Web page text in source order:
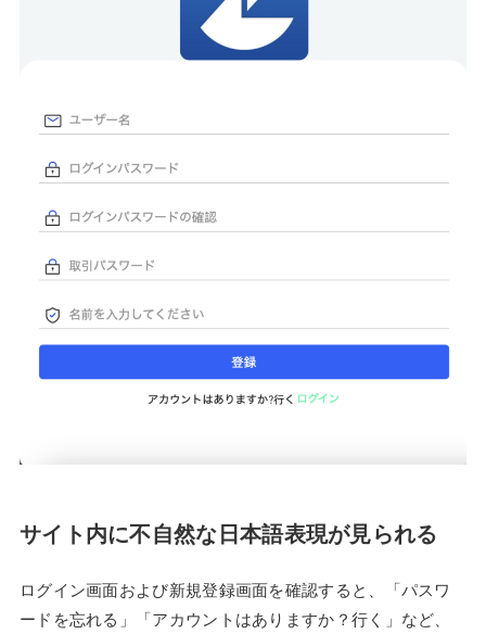
サイト内に不自然な日本語表現が見られる
ログイン画面および新規登録画面を確認すると、「パスワ
ードを忘れる」「アカウントはありますか？行く」など、